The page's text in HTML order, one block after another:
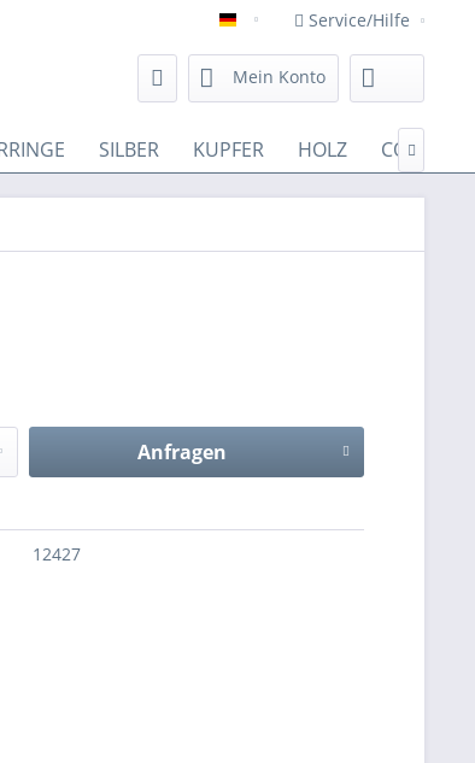
Deutsch Service/Hilfe
Mein Konto
SILBER KUPFER HOLZ COTTON

Anfragen
12427